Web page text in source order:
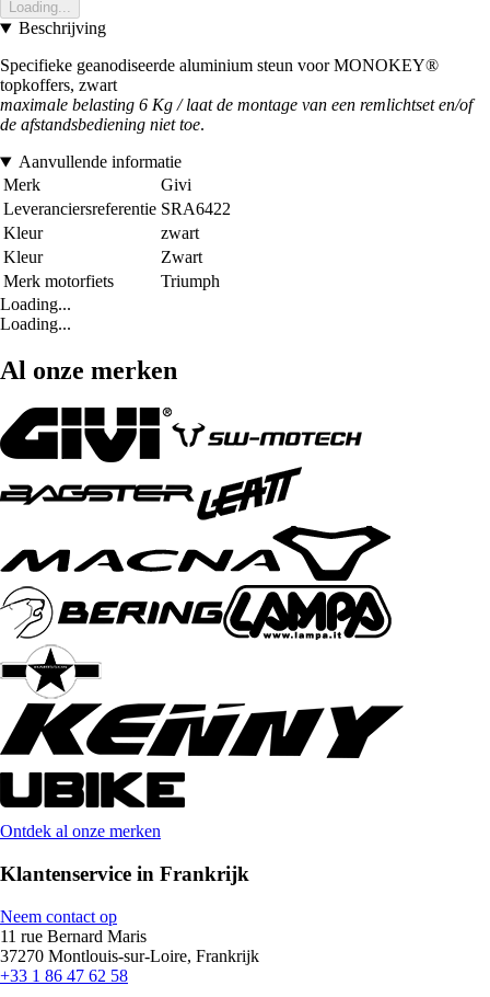
Loading...
Beschrijving
Specifieke geanodiseerde aluminium steun voor MONOKEY®
topkoffers, zwart
maximale belasting 6 Kg / laat de montage van een remlichtset en/of
de afstandsbediening niet toe.
Aanvullende informatie
Merk
Givi
Leveranciersreferentie SRA6422
Kleur
zwart
Kleur
Zwart
Merk motorfiets
Triumph
Loading...
Loading...
Al onze merken
Ontdek al onze merken
Klantenservice in Frankrijk
Neem contact op
11 rue Bernard Maris
37270 Montlouis-sur-Loire, Frankrijk
+33 1 86 47 62 58